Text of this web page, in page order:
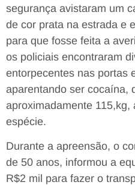
segurança avistaram um
de cor prata na estrada e
para que fosse feita a
os policiais encontraram
entorpecentes nas portas
aparentando ser cocaína,
aproximadamente 115,kg,
espécie.
Durante a apreensão, o
de 50 anos, informou a
R$2 mil para fazer o